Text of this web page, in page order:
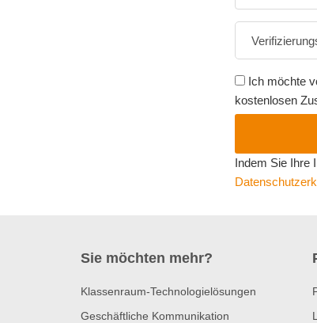
Ich möchte
kostenlosen
Indem Sie Ihre
Sie möchten mehr?
Klassenraum-Technologielösungen
Geschäftliche Kommunikation